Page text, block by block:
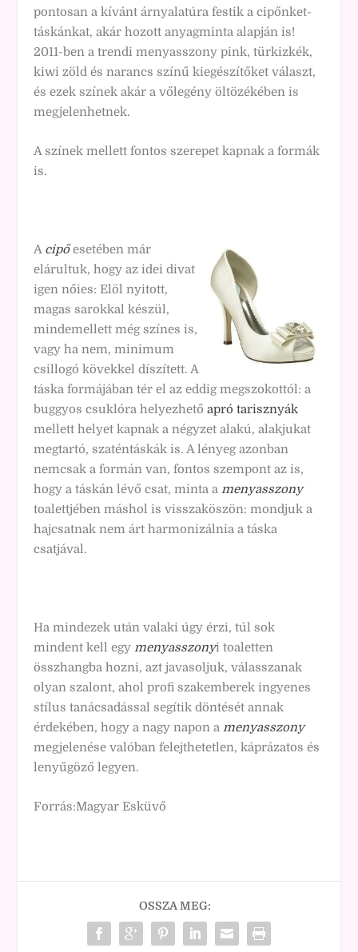
pontosan a kívánt árnyalatúra festik a cipőnket-
táskánkat, akár hozott anyagminta alapján is!
2011-ben a trendi menyasszony pink, türkizkék,
kiwi zöld és narancs színű kiegészítőket választ,
és ezek színek akár a vőlegény öltözékében is
megjelenhetnek.
A színek mellett fontos szerepet kapnak a formák
is.
A cipőesetében már
elárultuk, hogy az idei divat
igen nőies: Elöl nyitott,
magas sarokkal készül,
mindemellett még színes is,
vagy ha nem, minimum
csillogó kövekkel díszített. A
táska formájában tér el az eddig megszokottól: a
buggyos csuklóra helyezhetőapró tarisznyák
mellett helyet kapnak a négyzet alakú, alakjukat
megtartó, szaténtáskák is. A lényeg azonban
nemcsak a formán van, fontos szempont az is,
hogy a táskán lévő csat, minta amenyasszony
toalettjében máshol is visszaköszön: mondjuk a
hajcsatnak nem árt harmonizálnia a táska
csatjával.
Ha mindezek után valaki úgy érzi, túl sok
mindent kell egy menyasszonyi toaletten
összhangba hozni, azt javasoljuk, válasszanak
olyan szalont, ahol profi szakemberek ingyenes
stílus tanácsadással segítik döntését annak
érdekében, hogy a nagy napon amenyasszony
megjelenése valóban felejthetetlen, káprázatos és
lenyűgöző legyen.
Forrás:Magyar Esküvő
OSSZA MEG: